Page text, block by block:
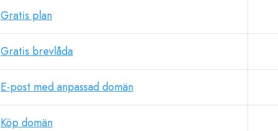
Gratis plan
Gratis brevlåda
E-post med anpassad domän
Köp domän